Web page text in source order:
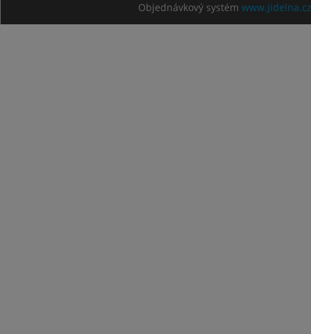
Objednávkový systém www.jidelna.cz